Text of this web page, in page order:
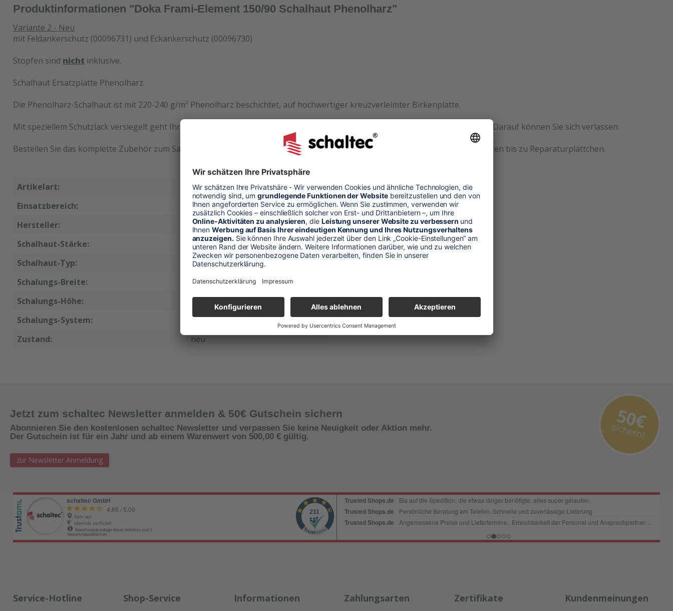
Produktinformationen "Doka Frami-Element 150/90 Schalhaut Phenolharz"
Variante 2 - Neu
mit Feldankerschutz (00096731) und Eckankerschutz (00096730)
Stopfen sind nicht inklusive.
Schalhaut Ersatzplatte Phenolharz.
Die Phenolharz-Schalhaut ist mit 220-240 g/m² Phenolharz beschichtet, auf hochwertiger kreuzverleimter Birkenplatte.
Mit speziellem Schutzlack versiegelt geht Ihre montagefertige Ersatzplatten auf die Reise. Passgenau zu Ihren Elementrahmen. Darauf können Sie sich verlassen.
Bestellen Sie das komplette Zubehör zum Sanieren gleich mit. - Von der Dichtfugenmasse, Nieten, Schrauben, Kunststoffeinsätzen bis zu Reparaturplättchen.
Artikelart:
Ersatzschalhaut
Einsatzbereich:
Wandschalung
Hersteller:
Doka
Schalhaut-Stärke:
15 mm
Schalhaut-Typ:
Phenolharz
Schalungs-Breite:
90 cm
Schalungs-Höhe:
150 cm
Schalungs-System:
Frami
Zustand:
neu
Jetzt zum schaltec Newsletter anmelden & 50€ Gutschein sichern
Abonnieren Sie den kostenlosen schaltec Newsletter und verpassen Sie keine Neuigkeit oder Aktion mehr.
Der Gutschein ist für ein Jahr und ab einem Warenwert von 500,00 € gültig.
zur Newsletter Anmeldung
50€
sichern!
Service-Hotline Shop-Service Informationen Zahlungsarten Zertifikate Kundenmeinungen